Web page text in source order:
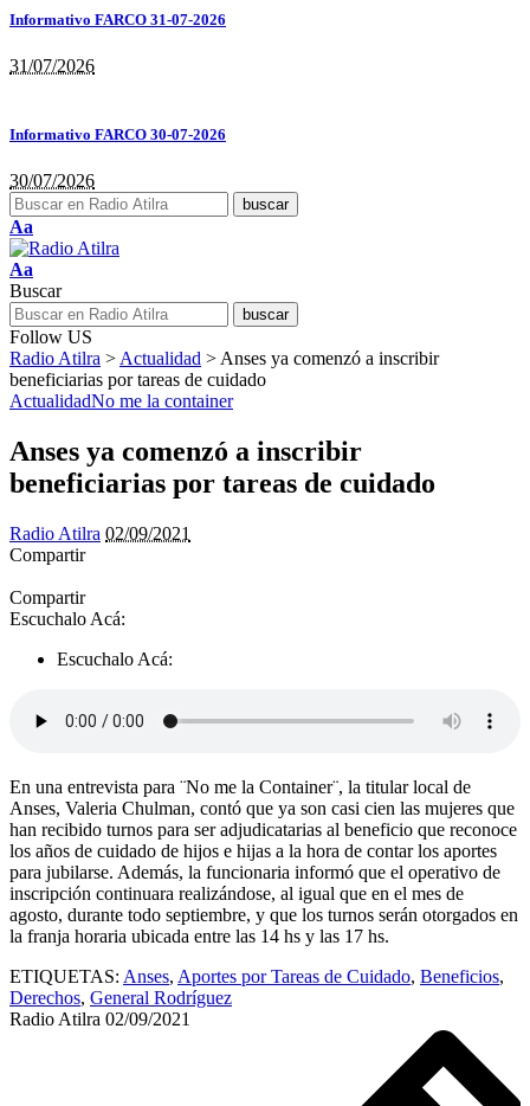
Informativo FARCO 31-07-2026
31/07/2026
Informativo FARCO 30-07-2026
30/07/2026
Aa
Aa
Buscar
Follow US
Radio Atilra > Actualidad > Anses ya comenzó a inscribir
beneficiarias por tareas de cuidado
ActualidadNo me la container
Anses ya comenzó a inscribir
beneficiarias por tareas de cuidado
Radio Atilra 02/09/2021
Compartir
Compartir
Escuchalo Acá:
Escuchalo Acá:
En una entrevista para ¨No me la Container¨, la titular local de
Anses, Valeria Chulman, contó que ya son casi cien las mujeres que
han recibido turnos para ser adjudicatarias al beneficio que reconoce
los años de cuidado de hijos e hijas a la hora de contar los aportes
para jubilarse. Además, la funcionaria informó que el operativo de
inscripción continuara realizándose, al igual que en el mes de
agosto, durante todo septiembre, y que los turnos serán otorgados en
la franja horaria ubicada entre las 14 hs y las 17 hs.
ETIQUETAS: Anses, Aportes por Tareas de Cuidado, Beneficios,
Derechos, General Rodríguez
Radio Atilra 02/09/2021